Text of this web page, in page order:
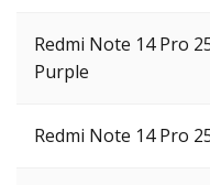
Redmi Note 14 Pro
Purple
Redmi Note 14 Pro